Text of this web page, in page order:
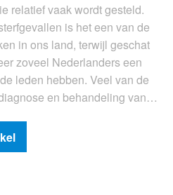
relatief vaak wordt gesteld.
is het een van de
in ons land, terwijl geschat
zoveel Nederlanders een
leden hebben. Veel van de
en behandeling van…